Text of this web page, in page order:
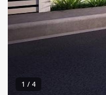
1 / 4